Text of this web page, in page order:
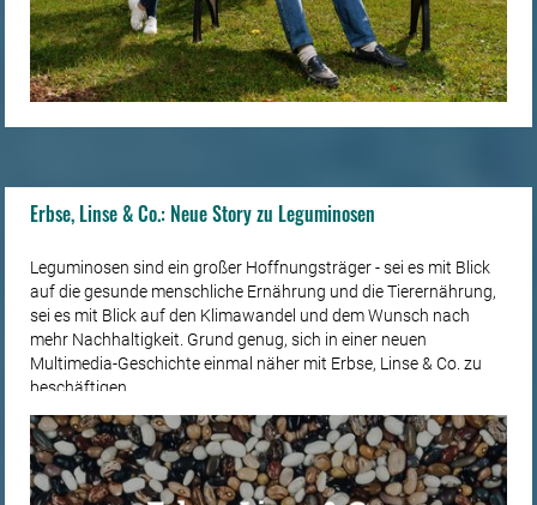
Erbse, Linse & Co.: Neue Story zu Leguminosen
Leguminosen sind ein großer Hoffnungsträger - sei es mit Blick
auf die gesunde menschliche Ernährung und die Tierernährung,
sei es mit Blick auf den Klimawandel und dem Wunsch nach
mehr Nachhaltigkeit. Grund genug, sich in einer neuen
Multimedia-Geschichte einmal näher mit Erbse, Linse & Co. zu
beschäftigen.